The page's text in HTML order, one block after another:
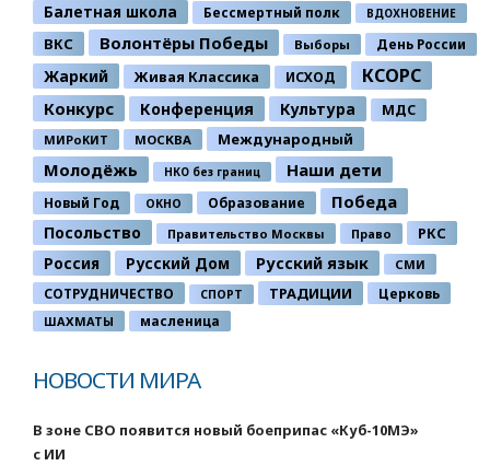
Балетная школа Бессмертный полк ВДОХНОВЕНИЕ
ВКС Волонтёры Победы Выборы День России
Жаркий Живая Классика ИСХОД КСОРС
Конкурс Конференция Культура МДС
МИРоКИТ МОСКВА Международный
Молодёжь НКО без границ Наши дети
Новый Год ОКНО Образование Победа
Посольство Правительство Москвы Право РКС
Россия Русский Дом Русский язык СМИ
СОТРУДНИЧЕСТВО СПОРТ ТРАДИЦИИ Церковь
ШАХМАТЫ масленица
НОВОСТИ МИРА
В зоне СВО появится новый боеприпас «Куб-10МЭ»
с ИИ